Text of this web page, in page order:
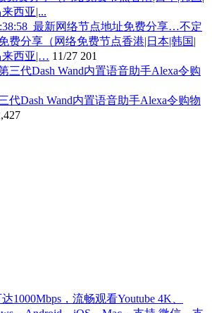
最新网络节点地址免费分享…不定
费分享（网络免费节点香港|日本|韩国|
来西亚|… 11/27 201
代Dash Wand内置语音助手Alexa令购物